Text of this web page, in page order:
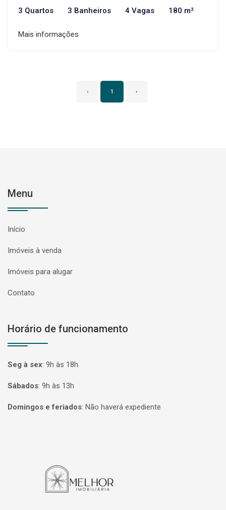
3 Quartos 3 Banheiros 4 Vagas 180 m²
Mais informações
‹ 1 ›
Menu
Início
Imóveis à venda
Imóveis para alugar
Contato
Horário de funcionamento
Seg à sex: 9h às 18h
Sábados: 9h às 13h
Domingos e feriados: Não haverá expediente